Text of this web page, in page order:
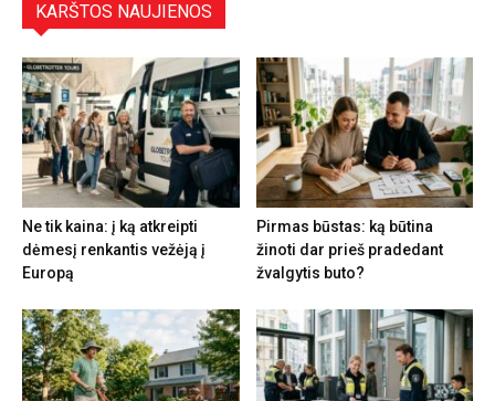
KARŠTOS NAUJIENOS
Ne tik kaina: į ką atkreipti
dėmesį renkantis vežėją į
Europą
Pirmas būstas: ką būtina
žinoti dar prieš pradedant
žvalgytis buto?